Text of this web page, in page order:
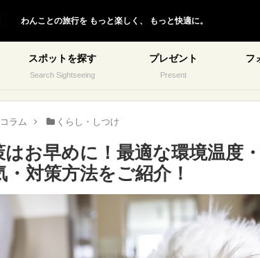
わんことの旅行を もっと楽しく、 もっと快適に。
スポットを探す
Search Sightseeing
プレゼント
Present
フ
ラム くらし・しつけ
お早めに！最適な環境温度
対策方法をご紹介！